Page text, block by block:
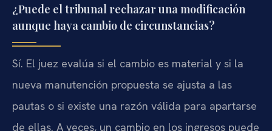
¿Puede el tribunal rechazar una modificación
aunque haya cambio de circunstancias?
Sí. El juez evalúa si el cambio es material y si la
nueva manutención propuesta se ajusta a las
pautas o si existe una razón válida para apartarse
de ellas. A veces, un cambio en los ingresos puede